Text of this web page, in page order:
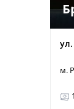
м.